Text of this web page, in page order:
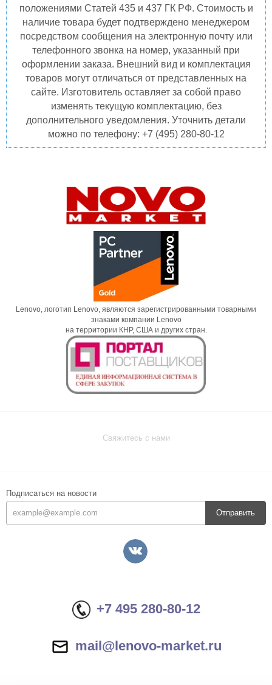
положениями Статей 435 и 437 ГК РФ. Стоимость и
наличие товара будет подтверждено менеджером
посредством сообщения на электронную почту или
телефонного звонка на номер, указанный при
оформлении заказа. Внешний вид и комплектация
товаров могут отличаться от представленных на
сайте. Изготовитель оставляет за собой право
изменять текущую комплектацию, без
дополнительного уведомления. Уточнить детали
можно по телефону: +7 (495) 280-80-12
Lenovo, логотип Lenovo, являются зарегистрированными товарными
знаками компании Lenovo
на территории КНР, США и других стран.
Свяжитесь с нами
Подписаться на новости
Отправить
+7 495 280-80-12
mail@lenovo-market.ru